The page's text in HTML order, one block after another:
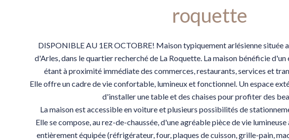
roquette
DISPONIBLE AU 1ER OCTOBRE! Maison typiquement arlésienne située
d'Arles, dans le quartier recherché de La Roquette. La maison bénéficie
étant à proximité immédiate des commerces, restaurants, services et
Elle offre un cadre de vie confortable, lumineux et fonctionnel. Un espace
d'installer une table et des chaises pour profiter des
La maison est accessible en voiture et plusieurs possibilités de
Elle se compose, au rez-de-chaussée, d'une agréable pièce de vie
entièrement équipée (réfrigérateur, four, plaques de cuisson, grille-pain,